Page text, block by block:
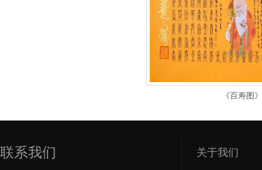
《百寿图》
联系我们 关于我们